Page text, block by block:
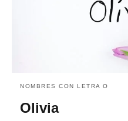
NOMBRES CON LETRA O
Olivia